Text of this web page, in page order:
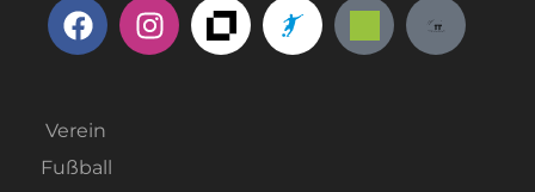
Verein
Fußball